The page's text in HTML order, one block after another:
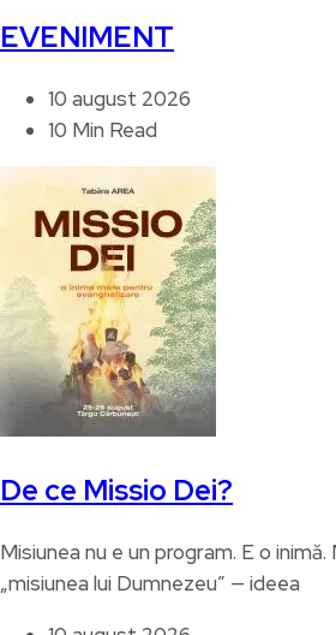
EVENIMENT
10 august 2026
10 Min Read
De ce Missio Dei?
Misiunea nu e un program. E o
„misiunea lui Dumnezeu” — ideea